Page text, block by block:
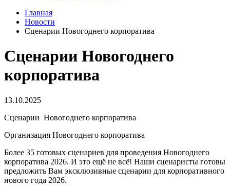
Главная
Новости
Сценарии Новогоднего корпоратива
Сценарии Новогоднего
корпоратива
13.10.2025
Сценарии Новогоднего корпоратива
Организация Новогоднего корпоратива
Более 35 готовых сценариев для проведения Новогоднего
корпоратива 2026. И это ещё не всё! Наши сценаристы готовы
предложить Вам эксклюзивные сценарии для корпоративного
нового года 2026.